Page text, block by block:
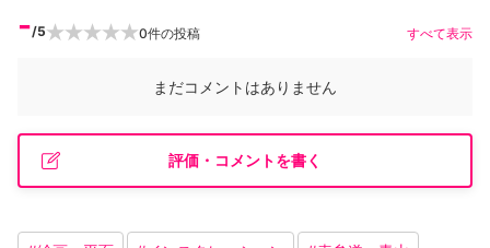
-/5 0件の投稿 すべて表示
まだコメントはありません
評価・コメントを書く